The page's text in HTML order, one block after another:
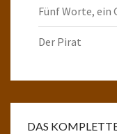
Fünf Worte, ein
Der Pirat
DAS